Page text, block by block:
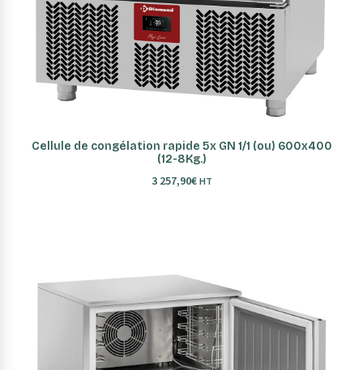
AJOUTER AU PANIER
Cellule de congélation rapide 5x GN 1/1 (ou) 600x400
(12-8Kg.)
3 257,90€ HT